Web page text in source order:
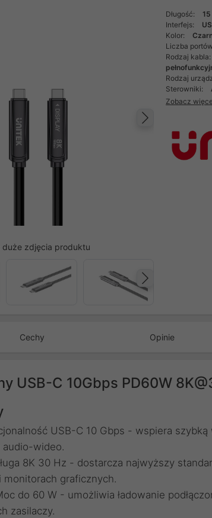
zdjęcia produktu
Długość:
15
Interfejs:
Kolor:
Liczba
Rodzaj kabla:
Rodzaj
Sterowniki:
Zobacz
Cechy Opinie
USB-C 10Gbps PD60W
USB-C 10 Gbps - wspiera
audio-wideo.
8K 30 Hz - dostarcza najwyższy
graficznych.
do 60 W - umożliwia ładowanie
zasilaczy.